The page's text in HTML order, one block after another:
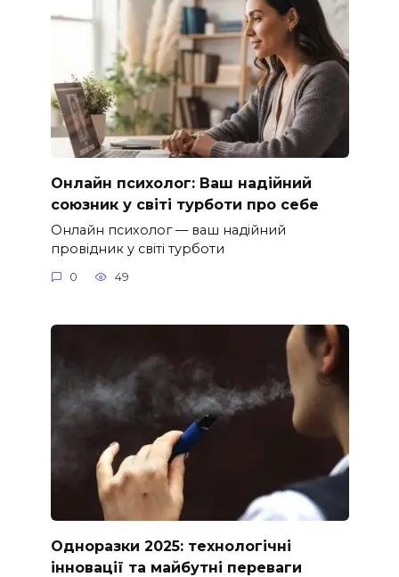
Онлайн психолог: Ваш надійний
союзник у світі турботи про себе
Онлайн психолог — ваш надійний
провідник у світі турботи
0 49
Одноразки 2025: технологічні
інновації та майбутні переваги